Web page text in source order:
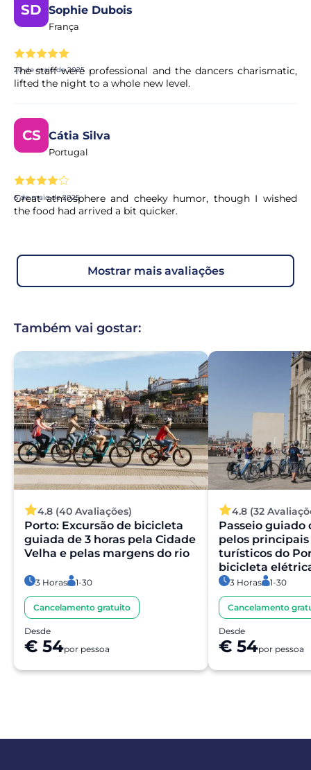
SD Sophie Dubois
França
20 de maio de 2025
The staff were professional and the dancers charismatic,
lifted the night to a whole new level.
CS Cátia Silva
Portugal
6 de maio de 2025
Great atmosphere and cheeky humor, though I wished
the food had arrived a bit quicker.
mostrar mais avaliações
Também vai gostar:
4.8 (40 Avaliações)
Porto: Excursão de bicicleta
guiada de 3 horas pela Cidade
Velha e pelas margens do rio
3 Horas 1-30
Cancelamento gratuito
Desde
€ 54por pessoa
4.8 (32
Passeio guiado
pelos
turísticos do
bicicleta
3 Horas 1-30
Cancelamento
Desde
€ 54por pessoa